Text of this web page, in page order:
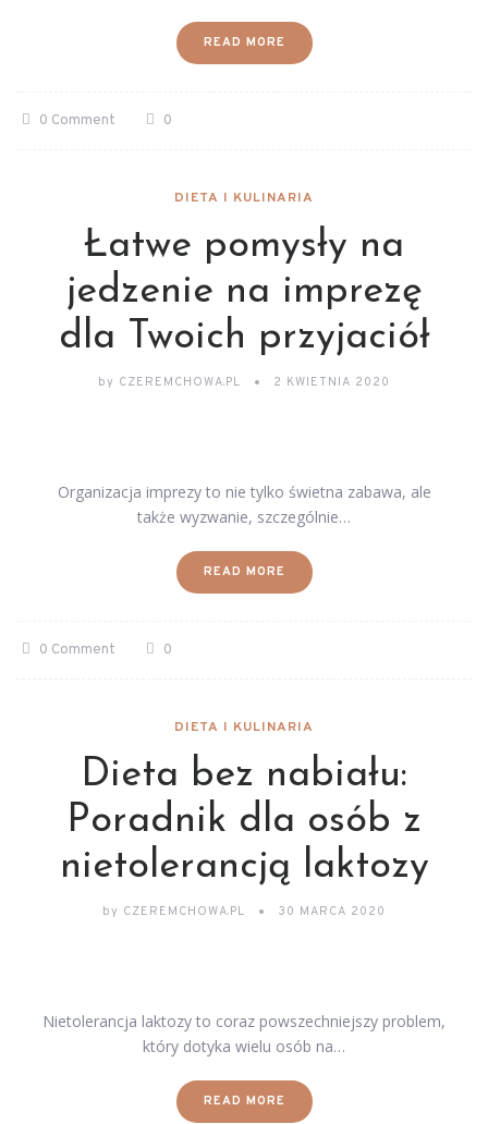
READ MORE
0 Comment 0
DIETA I KULINARIA
Łatwe pomysły na
jedzenie na imprezę
dla Twoich przyjaciół
by CZEREMCHOWA.PL 2 KWIETNIA 2020
Organizacja imprezy to nie tylko świetna zabawa, ale
także wyzwanie, szczególnie…
READ MORE
0 Comment 0
DIETA I KULINARIA
Dieta bez nabiału:
Poradnik dla osób z
nietolerancją laktozy
by CZEREMCHOWA.PL 30 MARCA 2020
Nietolerancja laktozy to coraz powszechniejszy problem,
który dotyka wielu osób na…
READ MORE